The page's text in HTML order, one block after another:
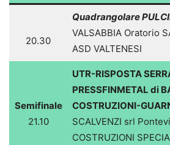
20.30
Quadrangolare
VALSABBIA Oratorio
ASD VALTENESI
Semifinale
21.10
UTR-RISPOSTA
PRESSFINMETAL di
COSTRUZIONI-
SCALVENZI srl
COSTRUZIONI